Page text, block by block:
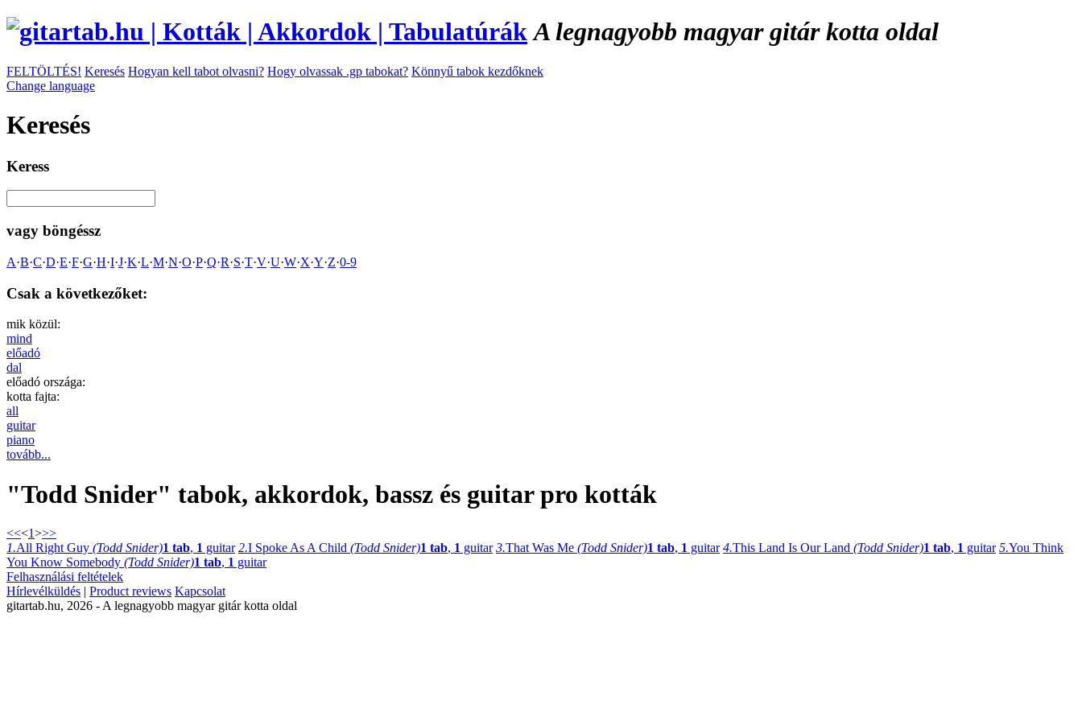
A legnagyobb magyar gitár kotta oldal
FELTÖLTÉS! Keresés Hogyan kell tabot olvasni? Hogy olvassak .gp tabokat? Könnyű tabok kezdőknek
Change language
Keresés
Keress
vagy böngéssz
A·B·C·D·E·F·G·H·I·J·K·L·M·N·O·P·Q·R·S·T·V·U·W·X·Y·Z·0-9
Csak a következőket:
mik közül:
mind
előadó
dal
előadó országa:
kotta fajta:
all
guitar
piano
tovább...
"Todd Snider" tabok, akkordok, bassz és guitar pro kották
<<<1>>>
1.All Right Guy (Todd Snider)1 tab, 1 guitar 2.I Spoke As A Child (Todd Snider)1 tab, 1 guitar 3.That Was Me (Todd Snider)1 tab, 1 guitar 4.This Land Is Our Land (Todd Snider)1 tab, 1 guitar 5.You Think
You Know Somebody (Todd Snider)1 tab, 1 guitar
Felhasználási feltételek
Hírlevélküldés | Product reviews Kapcsolat
gitartab.hu, 2026 - A legnagyobb magyar gitár kotta oldal